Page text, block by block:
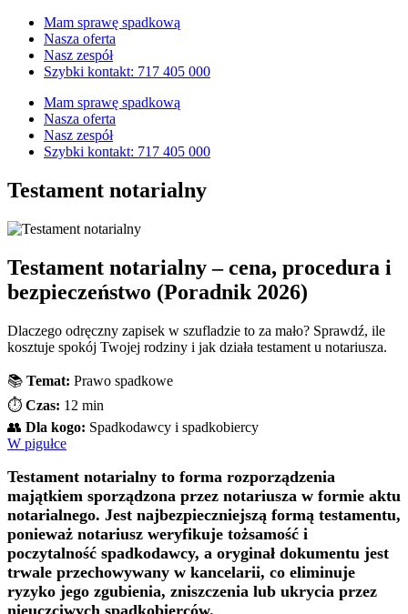
Przejdź
treści
Mam sprawę spadkową
Nasza oferta
Nasz zespół
Szybki kontakt: 717 405 000
Mam sprawę spadkową
Nasza oferta
Nasz zespół
Szybki kontakt: 717 405 000
Testament notarialny
Testament notarialny – cena, procedura i
bezpieczeństwo (Poradnik 2026)
Dlaczego odręczny zapisek w szufladzie to za mało? Sprawdź, ile
kosztuje spokój Twojej rodziny i jak działa testament u notariusza.
📚 Temat: Prawo spadkowe
⏱️ Czas: 12 min
👥 Dla kogo: Spadkodawcy i spadkobiercy
W pigułce
Testament notarialny to forma rozporządzenia
majątkiem sporządzona przez notariusza w formie aktu
notarialnego. Jest najbezpieczniejszą formą testamentu,
ponieważ notariusz weryfikuje tożsamość i
poczytalność spadkodawcy, a oryginał dokumentu jest
trwale przechowywany w kancelarii, co eliminuje
ryzyko jego zgubienia, zniszczenia lub ukrycia przez